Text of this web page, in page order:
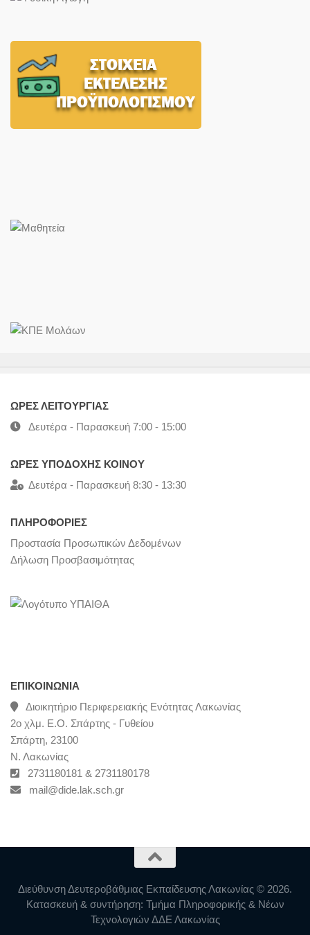
ΩΡΕΣ ΛΕΙΤΟΥΡΓΙΑΣ
Δευτέρα - Παρασκευή 7:00 - 15:00
ΩΡΕΣ ΥΠΟΔΟΧΗΣ ΚΟΙΝΟΥ
Δευτέρα - Παρασκευή 8:30 - 13:30
ΠΛΗΡΟΦΟΡΙΕΣ
Προστασία Προσωπικών Δεδομένων
Δήλωση Προσβασιμότητας
ΕΠΙΚΟΙΝΩΝΊΑ
Διοικητήριο Περιφερειακής Ενότητας Λακωνίας
2ο χλμ. Ε.Ο. Σπάρτης - Γυθείου
Σπάρτη, 23100
Ν. Λακωνίας
2731180181 & 2731180178
mail@dide.lak.sch.gr
Διεύθυνση Δευτεροβάθμιας Εκπαίδευσης Λακωνίας © 2026.
Κατασκευή & συντήρηση: Τμήμα Πληροφορικής & Νέων
Τεχνολογιών ΔΔΕ Λακωνίας